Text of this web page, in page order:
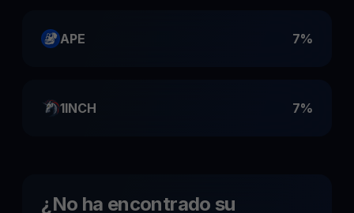
APE 7%
1INCH 7%
¿No ha encontrado su